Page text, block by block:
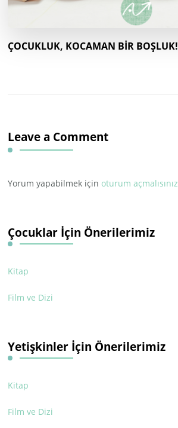
ÇOCUKLUK, KOCAMAN BİR BOŞLUK!
Leave a Comment
Yorum yapabilmek için oturum açmalısınız
Çocuklar İçin Önerilerimiz
Kitap
Film ve Dizi
Yetişkinler İçin Önerilerimiz
Kitap
Film ve Dizi